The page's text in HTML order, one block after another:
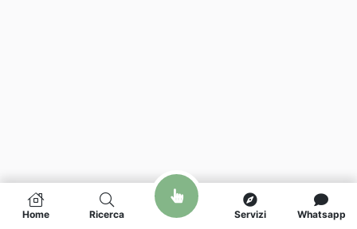
Home Ricerca Servizi Whatsapp